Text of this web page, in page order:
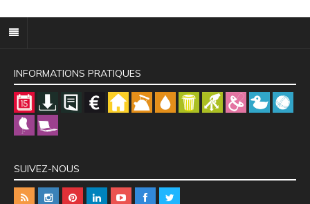
INFORMATIONS PRATIQUES
SUIVEZ-NOUS